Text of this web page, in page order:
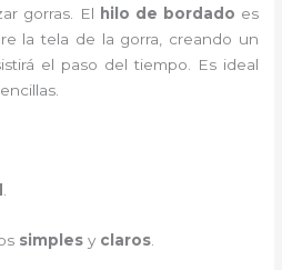
gorras. El hilo de bordado es
la tela de la gorra, creando un
el paso del tiempo. Es ideal
simplesy claros.